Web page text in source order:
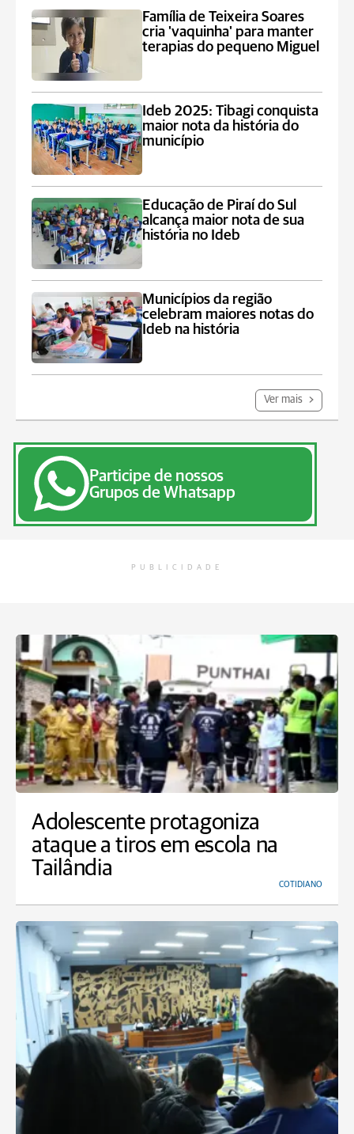
Família de Teixeira Soares
cria 'vaquinha' para manter
terapias do pequeno Miguel
Ideb 2025: Tibagi conquista
maior nota da história do
município
Educação de Piraí do Sul
alcança maior nota de sua
história no Ideb
Municípios da região
celebram maiores notas do
Ideb na história
Ver mais
Participe de nossos
Grupos de Whatsapp
PUBLICIDADE
Adolescente protagoniza
ataque a tiros em escola na
Tailândia
COTIDIANO